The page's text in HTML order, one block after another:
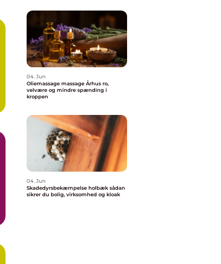
04. Jun
Oliemassage massage Århus ro,
velvære og mindre spænding i
kroppen
04. Jun
Skadedyrsbekæmpelse holbæk sådan
sikrer du bolig, virksomhed og kloak